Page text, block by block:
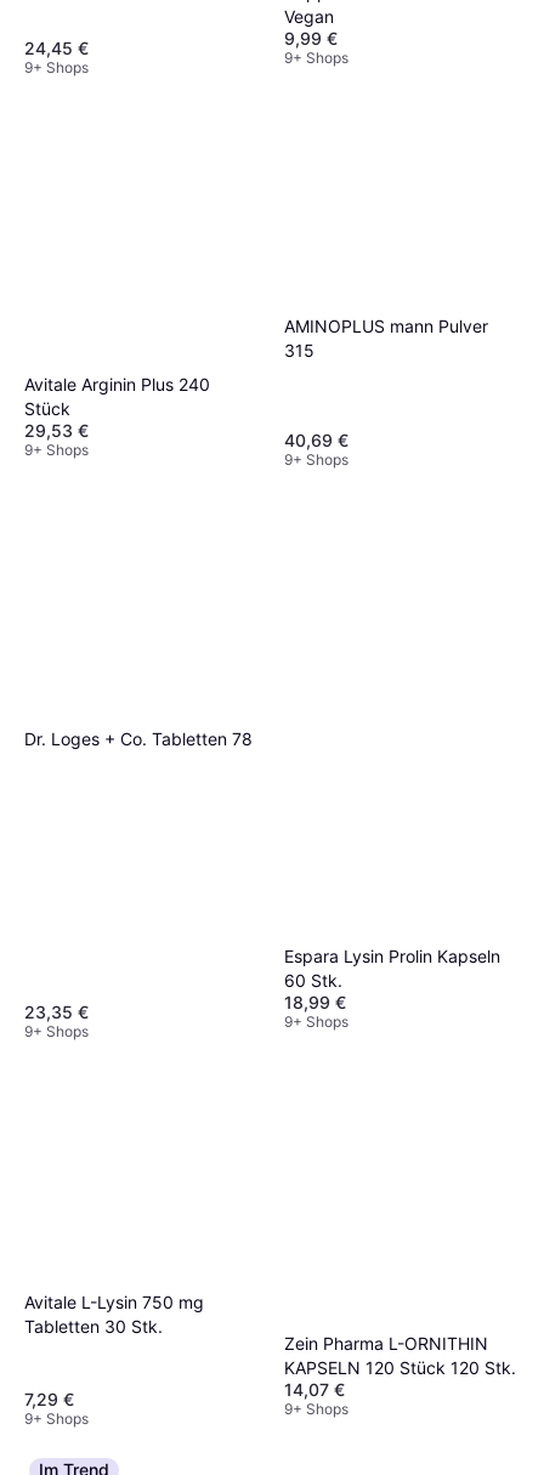
24,45 €
9+ Shops
Vegan
9,99 €
9+ Shops
Avitale Arginin Plus 240
Stück
29,53 €
9+ Shops
AMINOPLUS mann Pulver
315
40,69 €
9+ Shops
Dr. Loges + Co. Tabletten 78
23,35 €
9+ Shops
Espara Lysin Prolin Kapseln
60 Stk.
18,99 €
9+ Shops
Avitale L-Lysin 750 mg
Tabletten 30 Stk.
7,29 €
9+ Shops
Zein Pharma L-ORNITHIN
KAPSELN 120 Stück 120 Stk.
14,07 €
9+ Shops
Im Trend